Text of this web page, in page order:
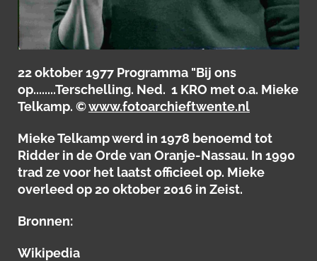
22 oktober 1977 Programma "Bij ons
op........Terschelling. Ned. 1 KRO met o.a. Mieke
Telkamp. ©www.fotoarchieftwente.nl
Mieke Telkamp werd in 1978 benoemd tot
Ridder in de Orde van Oranje-Nassau. In 1990
trad ze voor het laatst officieel op. Mieke
overleed op 20 oktober 2016 in Zeist.
Bronnen:
Wikipedia